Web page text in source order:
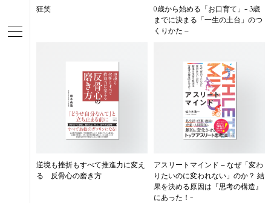
狂笑
0歳から始める「お口育て」- 3歳
までに決まる「一生の土台」のつ
くりかた –
逆境も挫折もすべて推進力に変え
る 反骨心の磨き方
アスリートマインド – なぜ「変わ
りたいのに変われない」のか？ 結
果を決める原因は『思考の構造』
にあった！-